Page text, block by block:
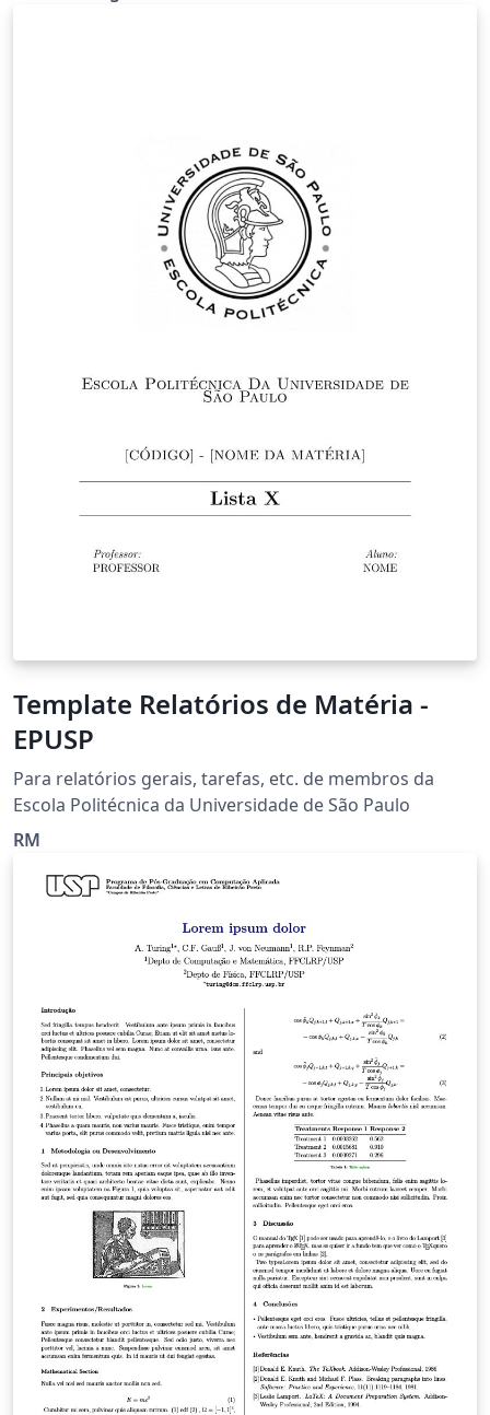
Template Relatórios de Matéria -
EPUSP
Para relatórios gerais, tarefas, etc. de membros da
Escola Politécnica da Universidade de São Paulo
RM